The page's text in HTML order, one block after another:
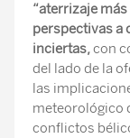
“aterrizaje
perspectivas a
inciertas,con
del lado de la
las
meteorológico
conflictos